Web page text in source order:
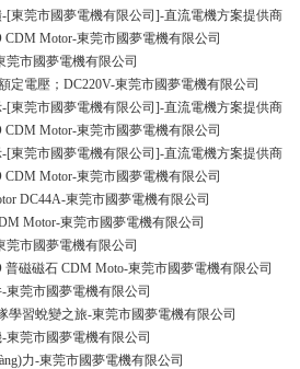
-[東莞市國夢電機有限公司]-直流電機方案提供商
CDM Motor-東莞市國夢電機有限公司
莞市國夢電機有限公司
定電壓；DC220V-東莞市國夢電機有限公司
[東莞市國夢電機有限公司]-直流電機方案提供商
CDM Motor-東莞市國夢電機有限公司
[東莞市國夢電機有限公司]-直流電機方案提供商
CDM Motor-東莞市國夢電機有限公司
DC44A-東莞市國夢電機有限公司
Motor-東莞市國夢電機有限公司
莞市國夢電機有限公司
普磁磁石 CDM Moto-東莞市國夢電機有限公司
東莞市國夢電機有限公司
學習蛻變之旅-東莞市國夢電機有限公司
東莞市國夢電機有限公司
力-東莞市國夢電機有限公司